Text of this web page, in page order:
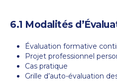
6.1 Modalités
Évaluation formative
Projet professionnel
Cas pratique
Grille d’auto-évaluation